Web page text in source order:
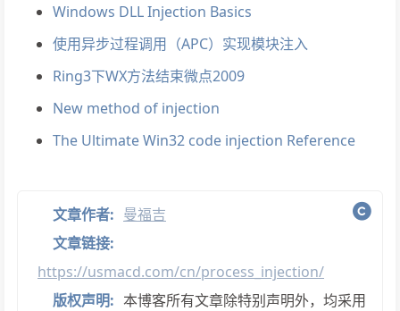
Windows DLL Injection Basics
使用异步过程调用（APC）实现模块注入
Ring3下WX方法结束微点2009
New method of injection
The Ultimate Win32 code injection Reference
文章作者: 曼福吉
文章链接:
https://usmacd.com/cn/process_injection/
版权声明: 本博客所有文章除特别声明外，均采用